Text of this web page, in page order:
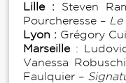
Lille : Steven
Pourcheresse – Le
Lyon : Grégory
Marseille :
Vanessa
Faulquier –